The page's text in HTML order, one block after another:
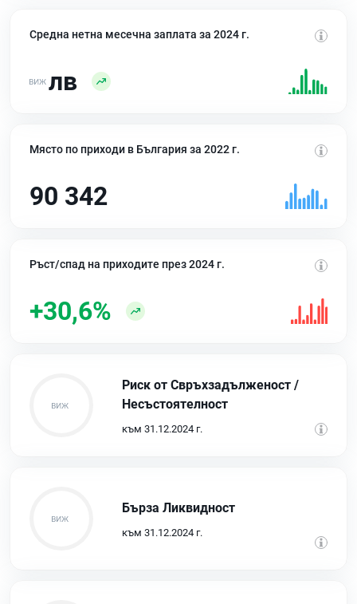
Средна нетна месечна заплата за 2024 г.
лв
Място по приходи в България за 2022 г.
90 342
Ръст/спад на приходите през 2024 г.
+30,6%
Риск от Свръхзадълженост /
Несъстоятелност
към 31.12.2024 г.
Бърза Ликвидност
към 31.12.2024 г.